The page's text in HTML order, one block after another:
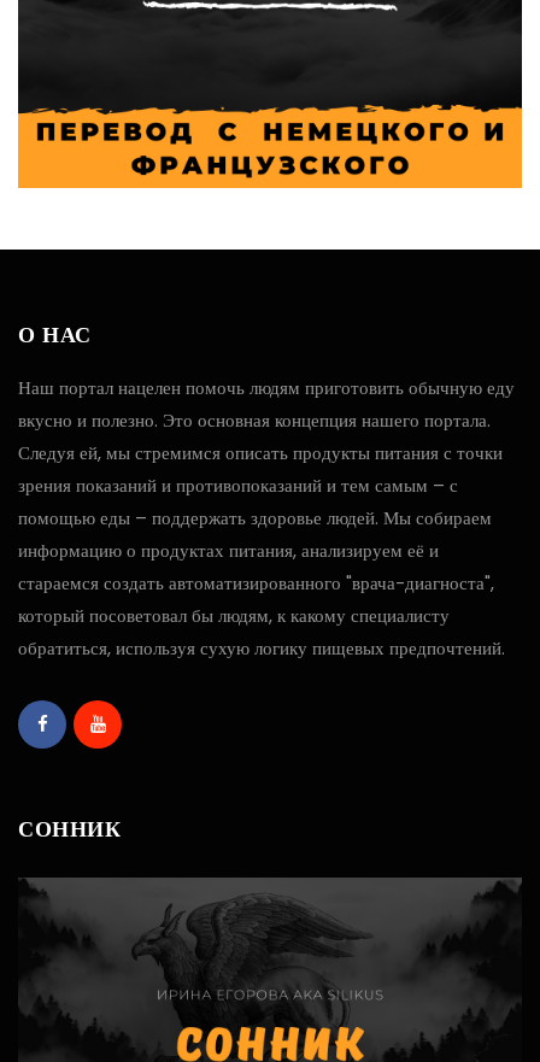
О НАС
Наш портал нацелен помочь людям приготовить обычную еду
вкусно и полезно. Это основная концепция нашего портала.
Следуя ей, мы стремимся описать продукты питания с точки
зрения показаний и противопоказаний и тем самым – с
помощью еды – поддержать здоровье людей. Мы собираем
информацию о продуктах питания, анализируем её и
стараемся создать автоматизированного "врача-диагноста",
который посоветовал бы людям, к какому специалисту
обратиться, используя сухую логику пищевых предпочтений.
СОННИК